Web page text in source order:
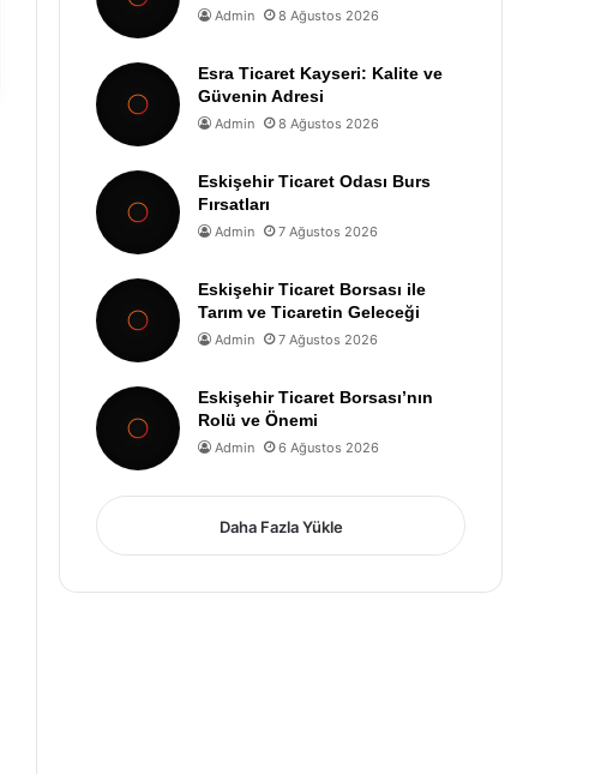
Admin 8 Ağustos 2026
Esra Ticaret Kayseri: Kalite ve
Güvenin Adresi
Admin 8 Ağustos 2026
Eskişehir Ticaret Odası Burs
Fırsatları
Admin 7 Ağustos 2026
Eskişehir Ticaret Borsası ile
Tarım ve Ticaretin Geleceği
Admin 7 Ağustos 2026
Eskişehir Ticaret Borsası’nın
Rolü ve Önemi
Admin 6 Ağustos 2026
Daha Fazla Yükle